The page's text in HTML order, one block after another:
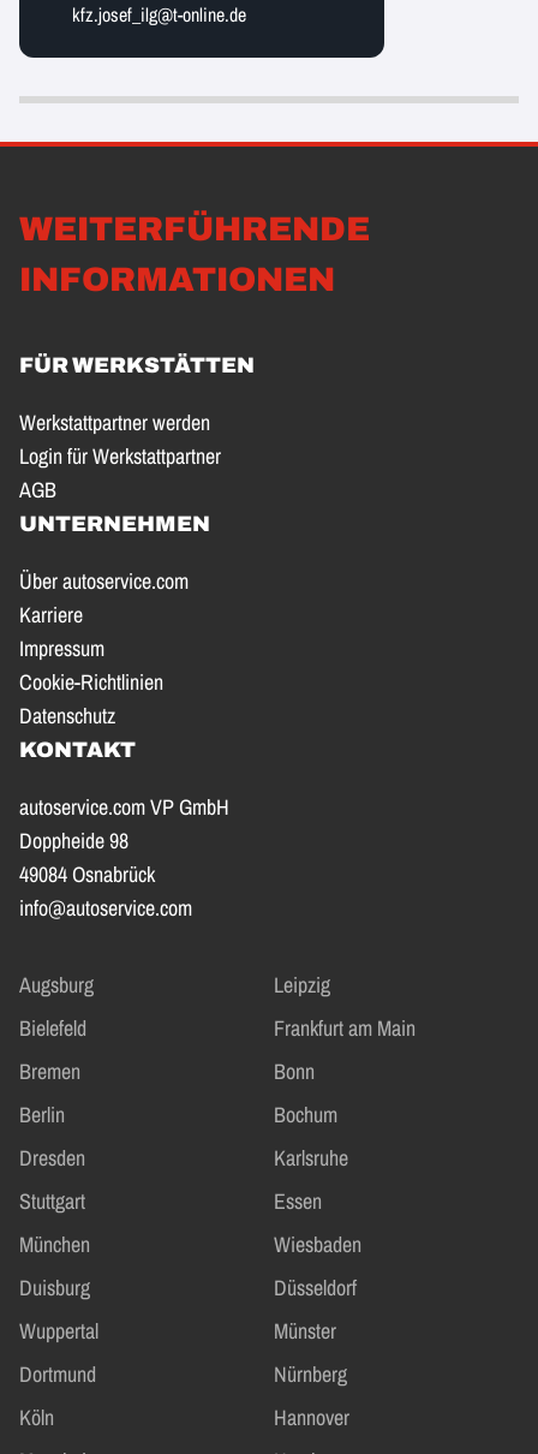
kfz.josef_ilg@t-online.de
WEITERFÜHRENDE
INFORMATIONEN
FÜR WERKSTÄTTEN
Werkstattpartner werden
Login für Werkstattpartner
AGB
UNTERNEHMEN
Über autoservice.com
Karriere
Impressum
Cookie-Richtlinien
Datenschutz
KONTAKT
autoservice.com VP GmbH
Doppheide 98
49084 Osnabrück
info@autoservice.com
Augsburg
Leipzig
Bielefeld
Frankfurt am Main
Bremen
Bonn
Berlin
Bochum
Dresden
Karlsruhe
Stuttgart
Essen
München
Wiesbaden
Duisburg
Düsseldorf
Wuppertal
Münster
Dortmund
Nürnberg
Köln
Hannover